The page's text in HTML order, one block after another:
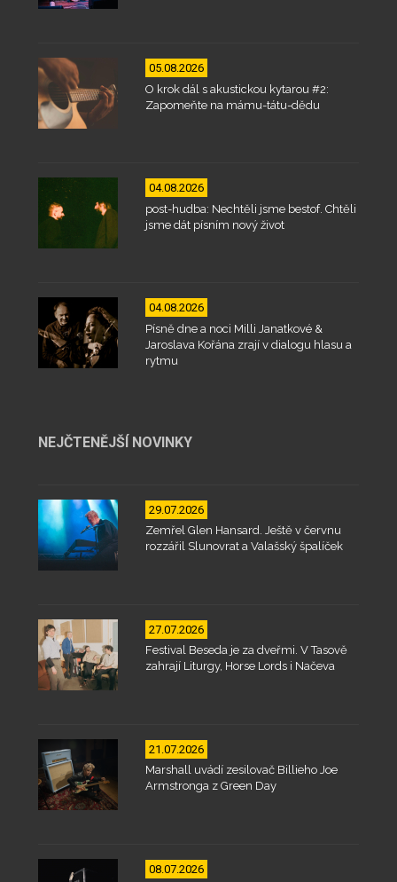
05.08.2026
O krok dál s akustickou kytarou #2:
Zapomeňte na mámu-tátu-dědu
04.08.2026
post-hudba: Nechtěli jsme bestof. Chtěli
jsme dát písním nový život
04.08.2026
Písně dne a noci Milli Janatkové &
Jaroslava Kořána zrají v dialogu hlasu a
rytmu
NEJČTENĚJŠÍ NOVINKY
29.07.2026
Zemřel Glen Hansard. Ještě v červnu
rozzářil Slunovrat a Valašský špalíček
27.07.2026
Festival Beseda je za dveřmi. V Tasově
zahrají Liturgy, Horse Lords i Načeva
21.07.2026
Marshall uvádí zesilovač Billieho Joe
Armstronga z Green Day
08.07.2026